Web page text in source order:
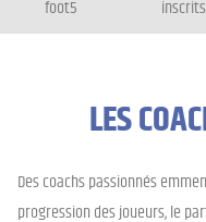
foot5
inscrits
LES
Des coachs passionnés
progression des joueurs, le